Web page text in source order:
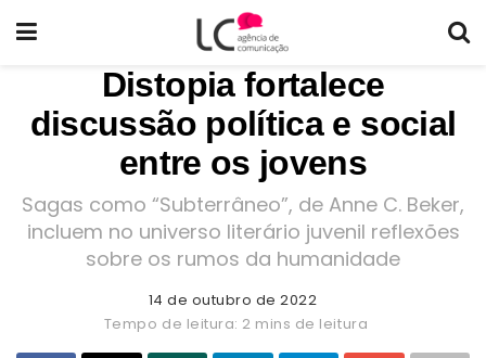
Distopia fortalece
discussão política e social
entre os jovens
Sagas como “Subterrâneo”, de Anne C. Beker,
incluem no universo literário juvenil reflexões
sobre os rumos da humanidade
14 de outubro de 2022
Tempo de leitura: 2 mins de leitura